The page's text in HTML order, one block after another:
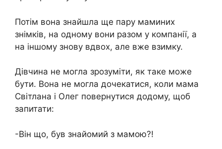
Потім вона знайшла ще пару маминих
знімків, на одному вони разом у компанії, а
на іншому знову вдвох, але вже взимку.
Дівчина не могла зрозуміти, як таке може
бути. Вона не могла дочекатися, коли мама
Світлана і Олег повернутися додому, щоб
запитати:
-Він що, був знайомий з мамою?!